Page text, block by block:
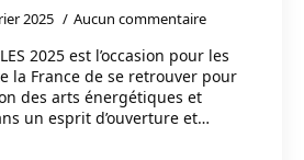
2025 Aucun commentaire
2025 est l’occasion pour les
la France de se retrouver pour
des arts énergétiques et
un esprit d’ouverture et…